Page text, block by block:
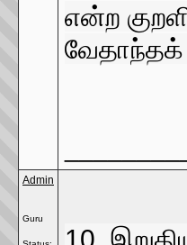
என்ற
Admin
Guru
10.